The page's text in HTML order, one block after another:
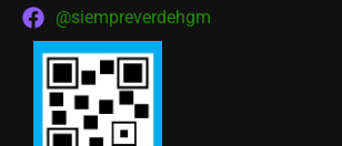
@siempreverdehgm